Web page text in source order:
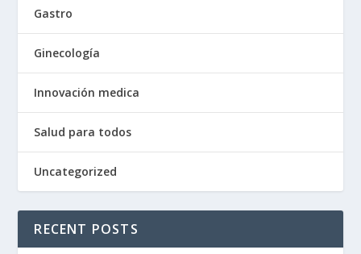
Gastro
Ginecología
Innovación medica
Salud para todos
Uncategorized
RECENT POSTS